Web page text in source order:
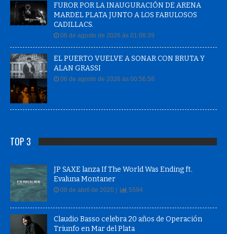
FUROR POR LA INAUGURACIÓN DE ARENA
MARDEL PLATA JUNTO A LOS FABULOSOS
CADILLACS.
06 de agosto de 2026 às 01:08:39
EL PUERTO VUELVE A SONAR CON BRUTA Y
ALAN GRASSI
06 de agosto de 2026 às 00:56:58
TOP 3
JP SAXE lanza If The World Was Ending ft.
Evaluna Montaner
08 de abril de 2020 | 5594
Claudio Basso celebra 20 años de Operación
Triunfo en Mar del Plata